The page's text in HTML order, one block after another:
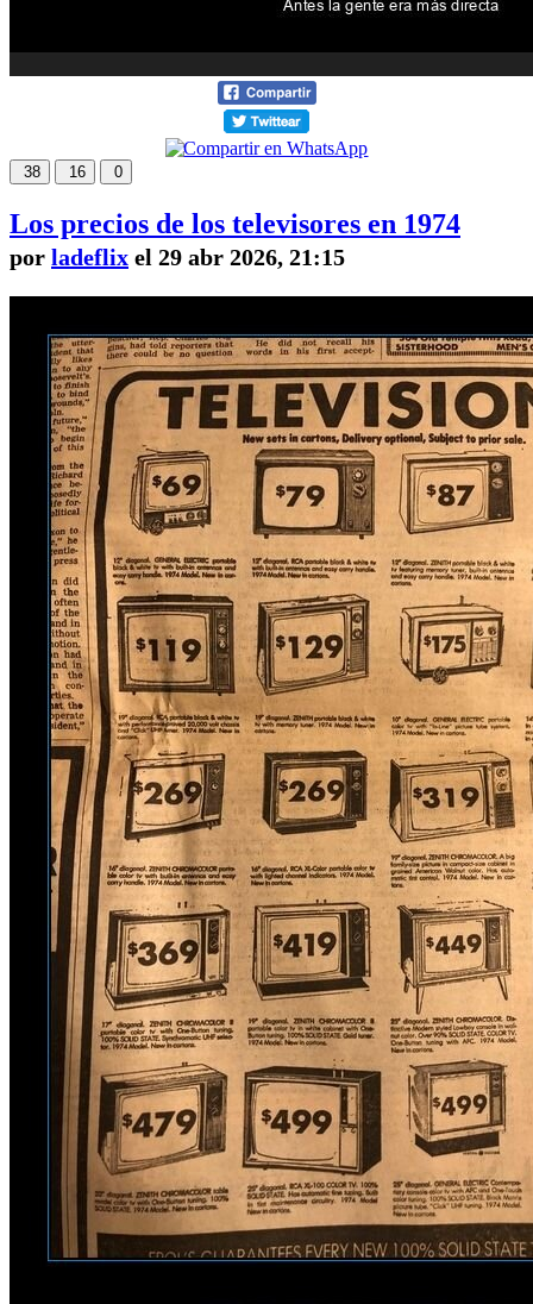
38 16 0
Los precios de los televisores en 1974
por ladeflix el 29 abr 2026, 21:15